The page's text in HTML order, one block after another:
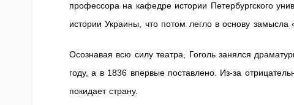
профессора на кафедре истории Петербургского
истории Украины, что потом легло в основу замысла
Осознавая всю силу театра, Гоголь занялся
году, а в 1836 впервые поставлено. Из-за
покидает страну.